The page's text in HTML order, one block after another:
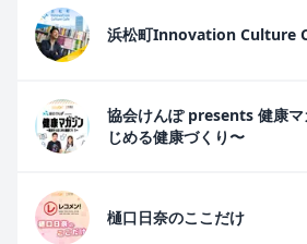
浜松町Innovation Culture
協会けんぽ presents 健康
じめる健康づくり〜
樋口日奈のここだけ